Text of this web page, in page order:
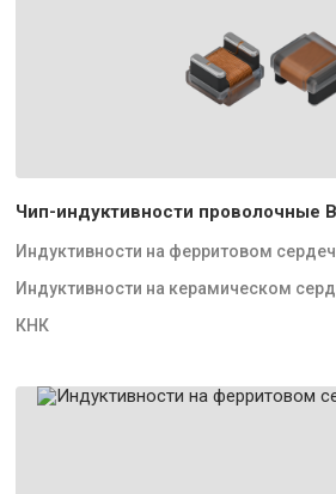
Чип-индуктивности проволочные
Индуктивности на ферритовом
Индуктивности на керамическом
КНК